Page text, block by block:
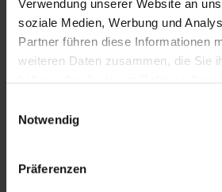
Verwendung unserer Website an
soziale Medien, Werbung und
Partner führen diese Informationen
weiteren Daten zusammen, die Sie
haben oder die sie im Rahmen Ihrer
Notwendig
Präferenzen